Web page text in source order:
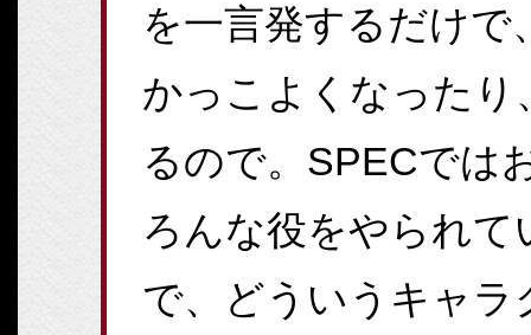
を一言発するだけ
かっこよくなった
るので。SPECでは
ろんな役をやられ
で、どういうキャ